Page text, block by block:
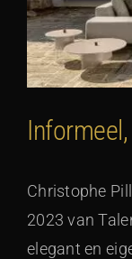
Christophe
2023 van
elegant en